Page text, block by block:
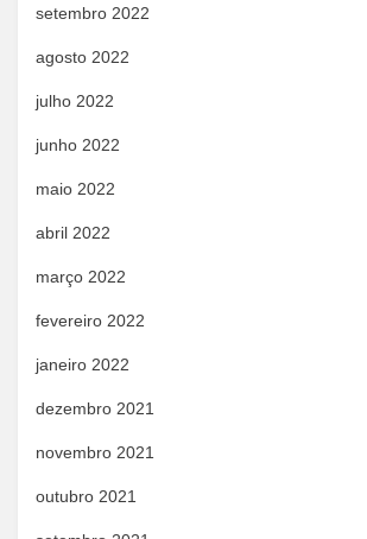
setembro 2022
agosto 2022
julho 2022
junho 2022
maio 2022
abril 2022
março 2022
fevereiro 2022
janeiro 2022
dezembro 2021
novembro 2021
outubro 2021